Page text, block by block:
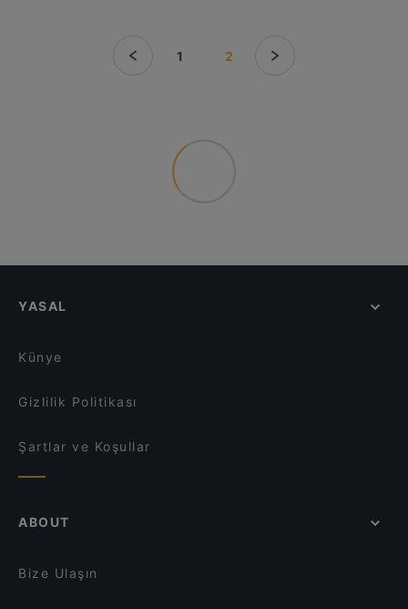
1 2
YASAL
Künye
Gizlilik Politikası
Şartlar ve Koşullar
ABOUT
Bize Ulaşın